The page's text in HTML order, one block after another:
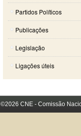
Partidos Políticos
Publicações
Legislação
Ligações úteis
©2026 CNE - Comissão